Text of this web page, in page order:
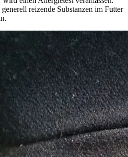
reizende Substanzen im Futter